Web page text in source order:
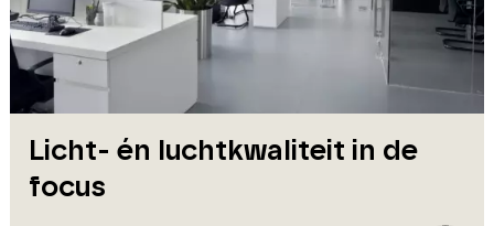
Licht- én luchtkwaliteit in de
focus